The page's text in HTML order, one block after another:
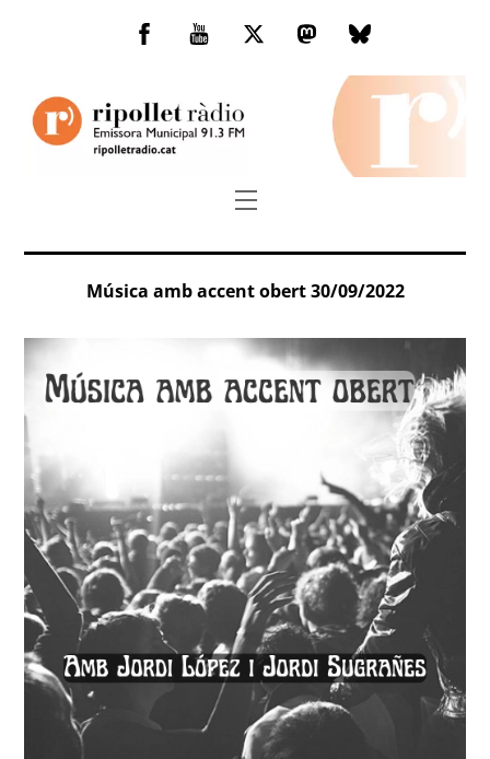
Facebook
You
TwitterMastodonBluesky
Menu
Música amb accent obert 30/09/2022